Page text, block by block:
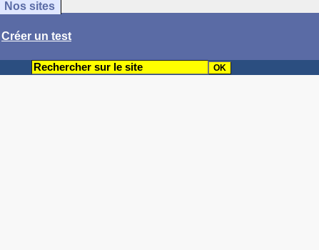
Nos sites
Créer un test